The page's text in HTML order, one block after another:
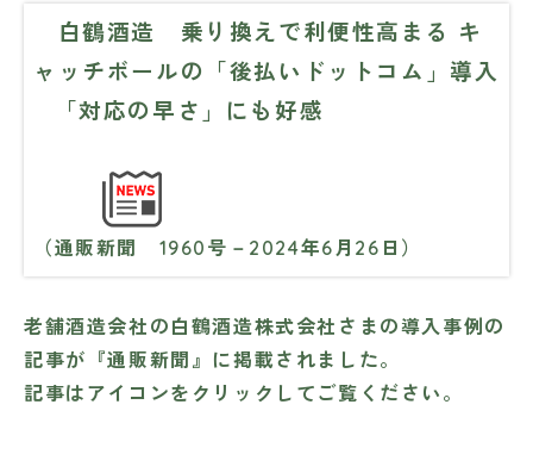
白鶴酒造 乗り換えで利便性高まる キ
ャッチボールの「後払いドットコム」導入
「対応の早さ」にも好感
（通販新聞 1960号－2024年6月26日）
老舗酒造会社の白鶴酒造株式会社さまの導入事例の
記事が『通販新聞』に掲載されました。
記事はアイコンをクリックしてご覧ください。